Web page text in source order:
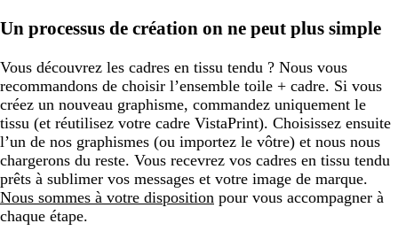
Un processus de création on ne peut plus simple
Vous découvrez les cadres en tissu tendu ? Nous vous
recommandons de choisir l’ensemble toile + cadre. Si vous
créez un nouveau graphisme, commandez uniquement le
tissu (et réutilisez votre cadre VistaPrint). Choisissez ensuite
l’un de nos graphismes (ou importez le vôtre) et nous nous
chargerons du reste. Vous recevrez vos cadres en tissu tendu
prêts à sublimer vos messages et votre image de marque.
Nous sommes à votre disposition pour vous accompagner à
chaque étape.